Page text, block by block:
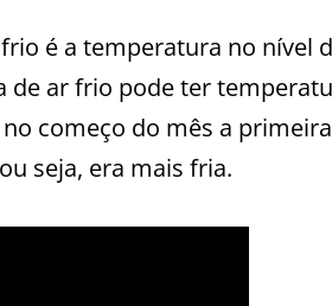
é a temperatura no nível
de ar frio pode ter
começo do mês a primeira
seja, era mais fria.